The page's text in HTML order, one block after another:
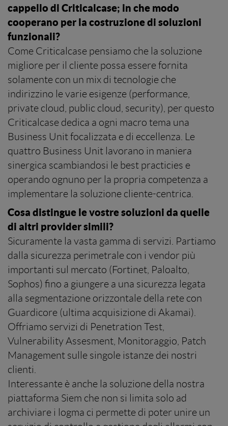
cappello di Criticalcase; in che modo
cooperano per la costruzione di soluzioni
funzionali?
Come Criticalcase pensiamo che la soluzione
migliore per il cliente possa essere fornita
solamente con un mix di tecnologie che
indirizzino le varie esigenze (performance,
private cloud, public cloud, security), per questo
Criticalcase dedica a ogni macro tema una
Business Unit focalizzata e di eccellenza. Le
quattro Business Unit lavorano in maniera
sinergica scambiandosi le best practicies e
operando ognuno per la propria competenza a
implementare la soluzione cliente-centrica.
Cosa distingue le vostre soluzioni da quelle
di altri provider simili?
Sicuramente la vasta gamma di servizi. Partiamo
dalla sicurezza perimetrale con i vendor più
importanti sul mercato (Fortinet, Paloalto,
Sophos) fino a giungere a una sicurezza legata
alla segmentazione orizzontale della rete con
Guardicore (ultima acquisizione di Akamai).
Offriamo servizi di Penetration Test,
Vulnerability Assesment, Monitoraggio, Patch
Management sulle singole istanze dei nostri
clienti.
Interessante è anche la soluzione della nostra
piattaforma Siem che non si limita solo ad
archiviare i logma ci permette di poter unire un